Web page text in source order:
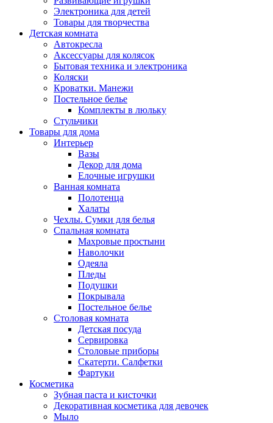
Электроника для детей
Товары для творчества
Детская комната
Автокресла
Аксессуары для колясок
Бытовая техника и электроника
Коляски
Кроватки. Манежи
Постельное белье
Комплекты в люльку
Стульчики
Товары для дома
Интерьер
Вазы
Декор для дома
Елочные игрушки
Ванная комната
Полотенца
Халаты
Чехлы. Сумки для белья
Спальная комната
Махровые простыни
Наволочки
Одеяла
Пледы
Подушки
Покрывала
Постельное белье
Столовая комната
Детская посуда
Сервировка
Столовые приборы
Скатерти. Салфетки
Фартуки
Косметика
Зубная паста и кисточки
Декоративная косметика для девочек
Мыло